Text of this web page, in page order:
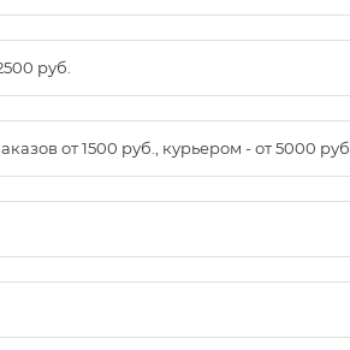
руб.
от 1500 руб., курьером - от 5000 руб.